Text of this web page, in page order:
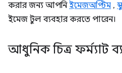
করার জন্য আপনিইমেজঅপ্টিম ,
ইমেজ টুল ব্যবহার করতে পারেন।
আধুনিক চিত্র ফর্ম্যাট